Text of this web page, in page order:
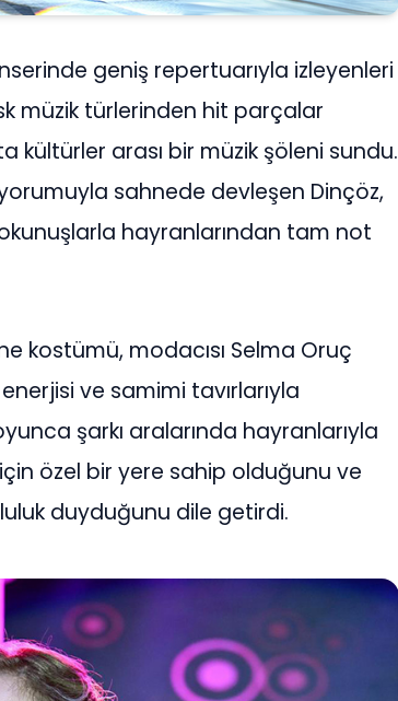
geniş repertuarıyla izleyenleri
müzik türlerinden hit parçalar
kültürler arası bir müzik şöleni sundu.
sahnede devleşen Dinçöz,
hayranlarından tam not
kostümü, modacısı Selma Oruç
ve samimi tavırlarıyla
şarkı aralarında hayranlarıyla
için özel bir yere sahip olduğunu ve
duyduğunu dile getirdi.